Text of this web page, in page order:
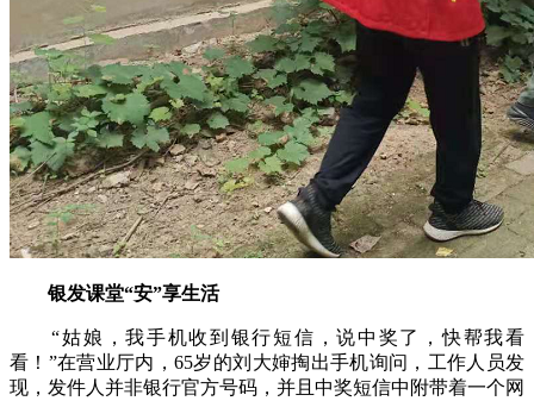
银发课堂“安”享生活
“姑娘，我手机收到银行短信，说中奖了，快帮我看
看！”在营业厅内，65岁的刘大婶掏出手机询问，工作人员发
现，发件人并非银行官方号码，并且中奖短信中附带着一个网